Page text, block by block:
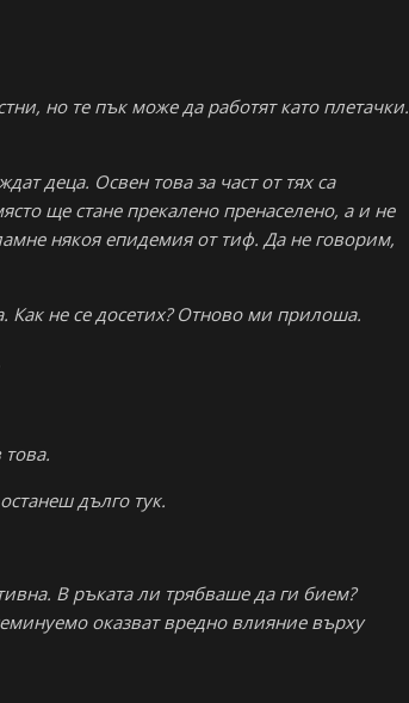
но те пък може да работят като плетачки.
деца. Освен това за част от тях са
ще стане прекалено пренаселено, а и не
някоя епидемия от тиф. Да не говорим,
Как не се досетих? Отново ми прилоша.
дълго тук.
В ръката ли трябваше да ги бием?
оказват вредно влияние върху